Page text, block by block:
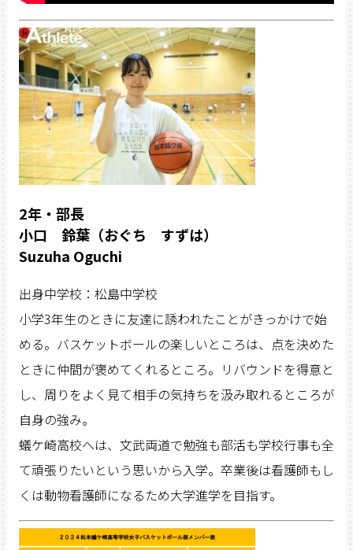
2年・部長
小口 鈴葉（おぐち すずは）
Suzuha Oguchi
出身中学校：松島中学校
小学3年生のときに友達に誘われたことがきっかけで始
める。バスケットボールの楽しいところは、点を決めた
ときに仲間が褒めてくれるところ。リバウンドを得意と
し、周りをよく見て相手の気持ちを汲み取れるところが
自身の強み。
蟻ケ崎高校へは、文武両道で勉強も部活も学校行事も全
て頑張りたいという思いから入学。卒業後は看護師もし
くは動物看護師になるため大学進学を目指す。